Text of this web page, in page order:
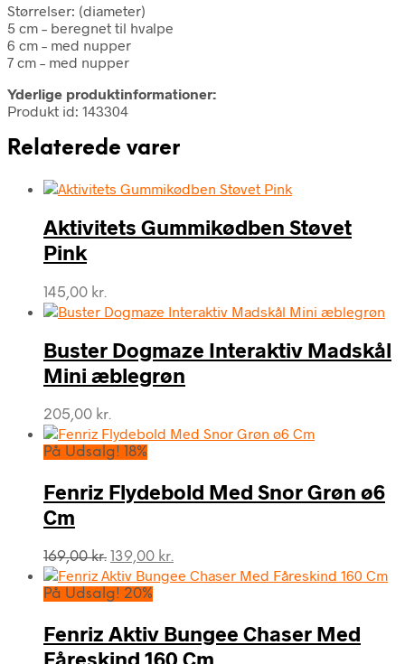
Størrelser: (diameter)
5 cm – beregnet til hvalpe
6 cm – med nupper
7 cm – med nupper
Yderlige produktinformationer:
Produkt id: 143304
Relaterede varer
Aktivitets Gummikødben Støvet
Pink
145,00 kr.
Buster Dogmaze Interaktiv Madskål
Mini æblegrøn
205,00 kr.
På Udsalg! 18%
Fenriz Flydebold Med Snor Grøn ø6
Cm
169,00kr. Den
oprindelige
pris
169,00 kr..
139,00 kr.
aktuelle
139,00 kr..
På Udsalg! 20%
Fenriz Aktiv Bungee Chaser Med
Fåreskind 160 Cm